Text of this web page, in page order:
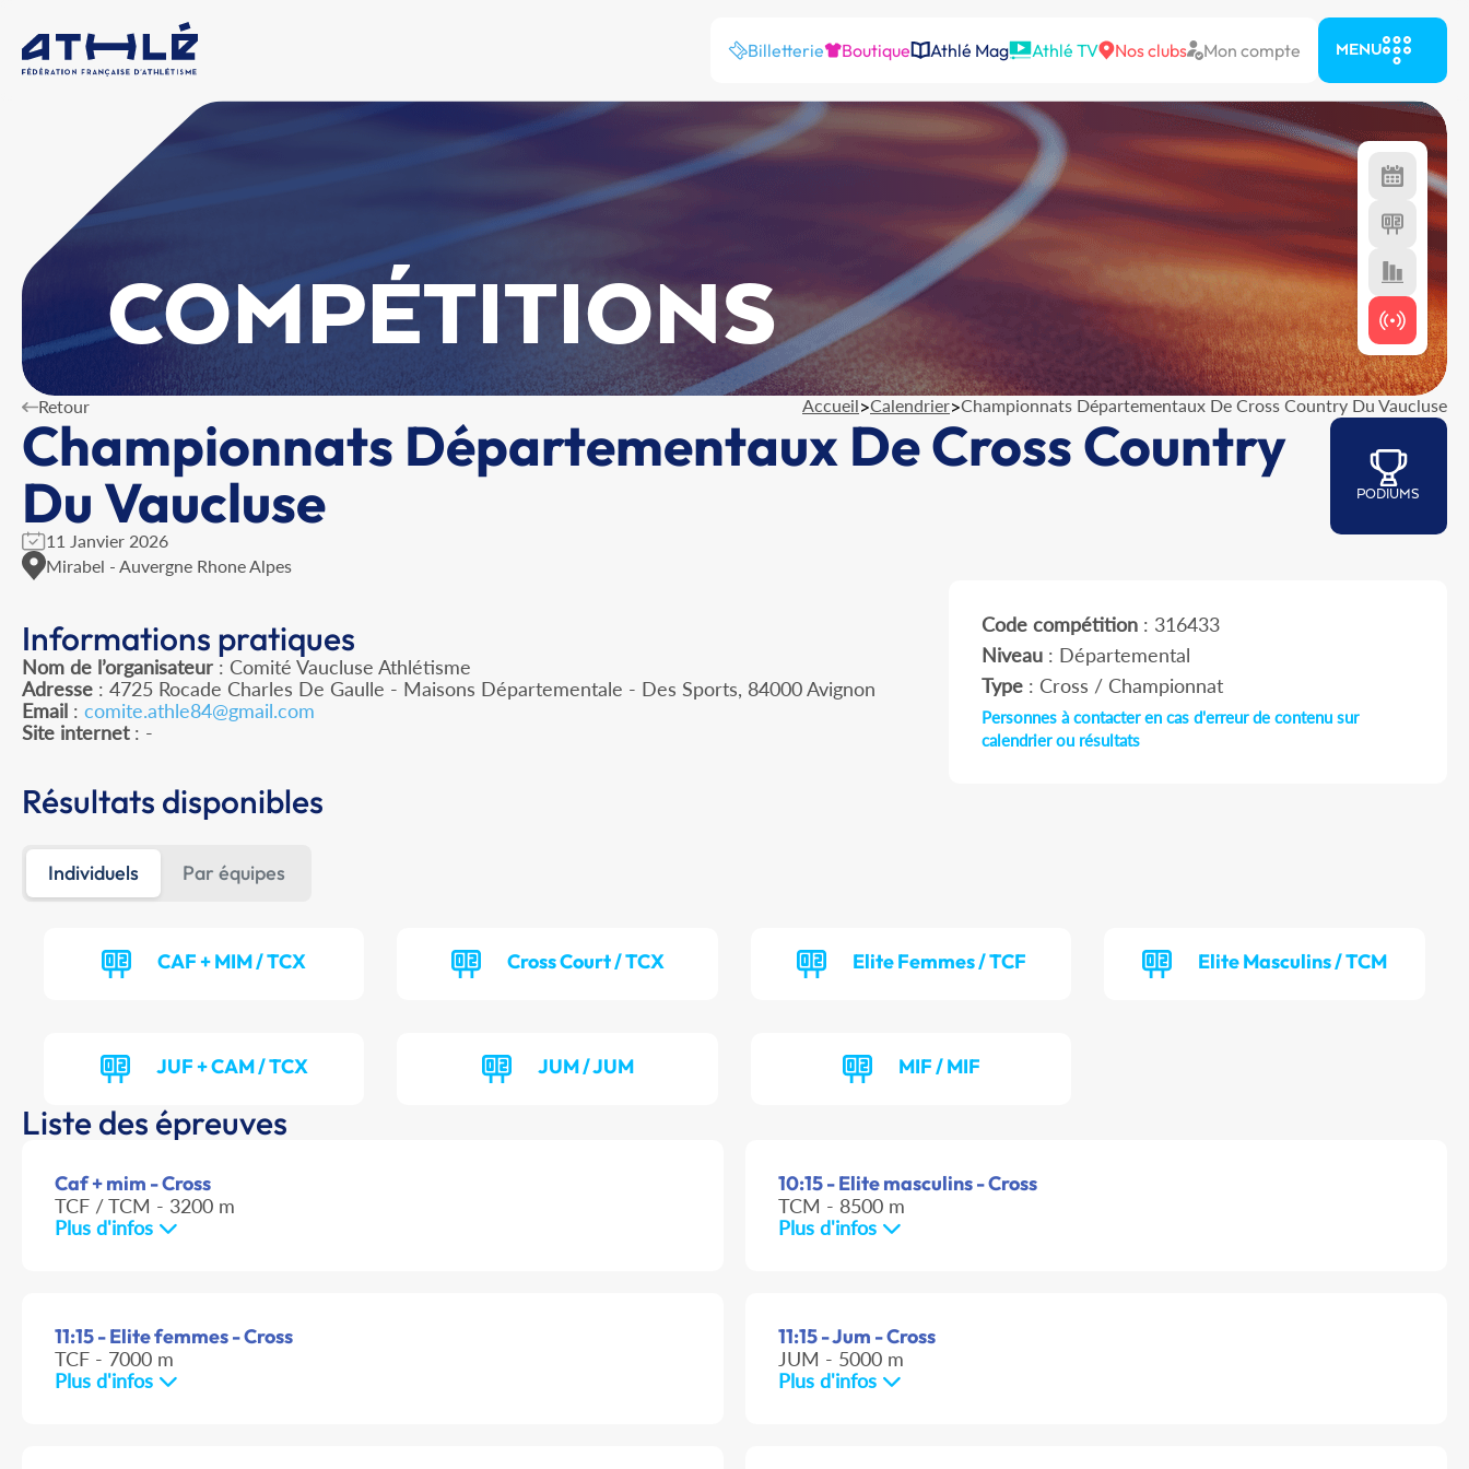
Billetterie Boutique Athlé Mag Athlé TV Nos clubs Mon compte MENU
COMPÉTITIONS
Retour Accueil>Calendrier>Championnats Départementaux De Cross Country Du Vaucluse
Championnats Départementaux De Cross Country
Du Vaucluse
11 Janvier 2026
Mirabel - Auvergne Rhone Alpes
PODIUMS
Informations pratiques
Nom de l’organisateur : Comité Vaucluse Athlétisme
Adresse : 4725 Rocade Charles De Gaulle - Maisons Départementale - Des Sports, 84000 Avignon
Email : comite.athle84@gmail.com
Site internet: -
Code compétition: 316433
Niveau: Départemental
Type: Cross / Championnat
Personnes à contacter en cas d'erreur de contenu sur
calendrier ou résultats
Résultats disponibles
Individuels Par équipes
CAF + MIM / TCX Cross Court / TCX Elite Femmes / TCF Elite Masculins / TCM
JUF + CAM / TCX JUM / JUM MIF / MIF
Liste des épreuves
Caf + mim - Cross
TCF / TCM - 3200 m
Plus d'infos
10:15 - Elite masculins - Cross
TCM - 8500 m
Plus d'infos
11:15 - Elite femmes - Cross
TCF - 7000 m
Plus d'infos
11:15 - Jum - Cross
JUM - 5000 m
Plus d'infos